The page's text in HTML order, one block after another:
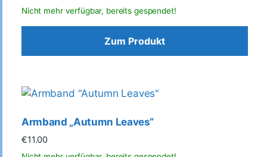
Zum Produkt
Armband „Autumn Leaves“
€11.00